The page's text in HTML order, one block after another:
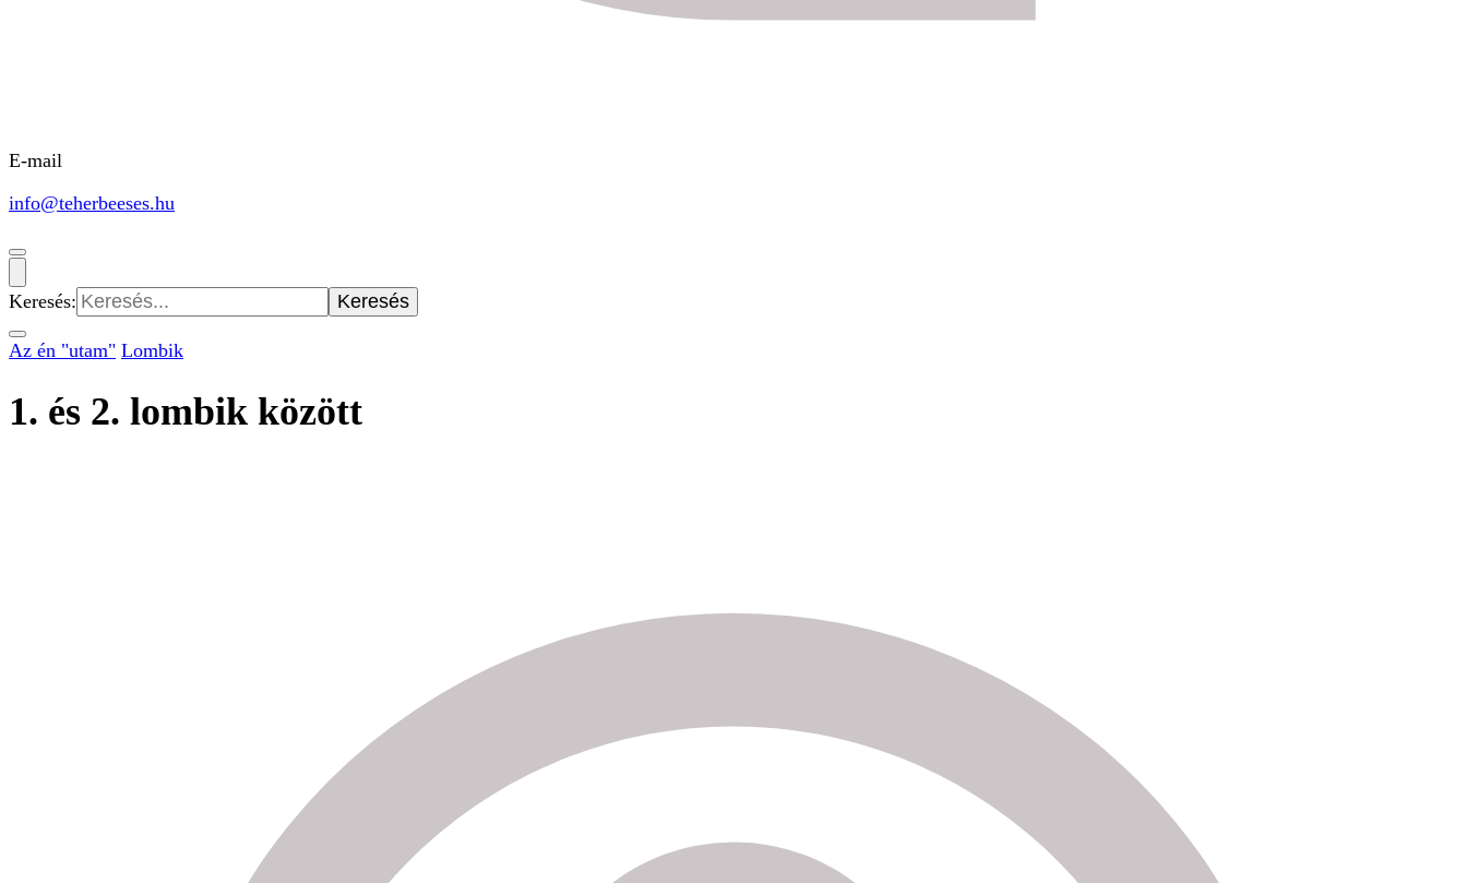
E-mail
info@teherbeeses.hu
Keresés:
Az én "utam" Lombik
1. és 2. lombik között